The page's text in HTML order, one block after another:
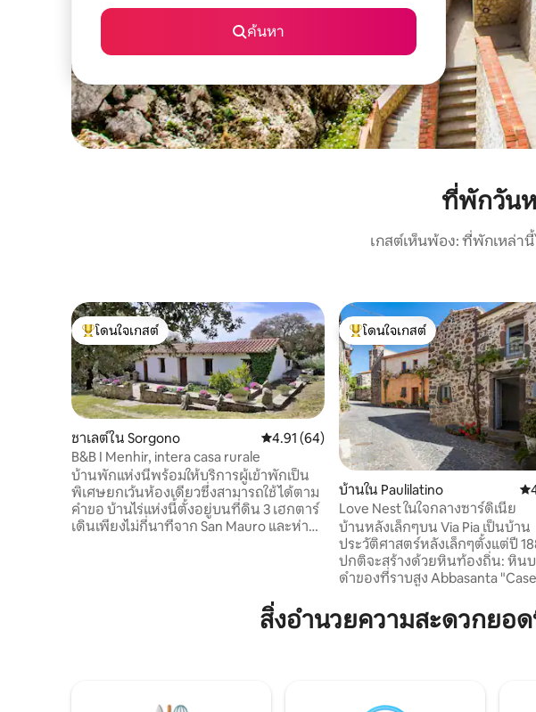
ค้นหา
ที่พักวัน
เกสต์เห็นพ้อง: ที่พักเหล่า
โดนใจเกสต์ที่สุด
โดนใจเกสต์
ชาเลต์ใน Sorgono คะแนนเฉลี่ย 4.91 จาก 5, 64 รีวิว
4.91 (64)
B&B I Menhir, intera casa rurale
บ้านพักแห่งนี้พร้อมให้บริการผู้เข้าพักเป็น
พิเศษยกเว้นห้องเดียวซึ่งสามารถใช้ได้ตาม
คำขอ บ้านไร่แห่งนี้ตั้งอยู่บนที่ดิน 3 เฮกตาร์
เดินเพียงไม่กี่นาทีจาก San Mauro และห่าง
เพลิดเพลินกับธรรมชาติและโบราณคดี
นอกจากนี้ยังมีทัวร์แบบมีไกด์อาหารแบบ
โดนใจเกสต์ที่สุด
โดนใจเกสต์
บ้านใน Paulilatino ค
Love Nest ในใจกลางซาร์ดิเนีย
บ้านหลังเล็กๆบน Via Pia เป็นบ้าน
ประวัติศาสตร์หลังเล็กๆตั้งแต่ปี
ปกติจะสร้างด้วยหินท้องถิ่น: หิน
ดำของที่ราบสูง Abbasanta "Casetta"
เล็กๆ... หน้าต่างเล็กๆเตาอบขนม
บ้าน รังรักที่สะดวกสบายและอบอุ่นเหมาะ
สิ่งอำนวยความสะดวกยอ